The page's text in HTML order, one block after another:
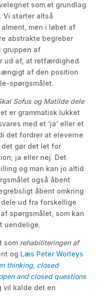
som et grundlag
starter altså
men i løbet af
abstrakte begreber
gruppen af
ud af, at retfærdighed
af den position
spørgsmålet.
Sofus og Matilde dele
er grammatisk lukket
med et ‘ja’ eller et
det fordrer at eleverne
gør det let for
ja eller nej. Det
og man kan jo altid
også åbent
åbent omkring
ud fra forskellige
spørgsmålet, som kan
uendelige.
som rehabiliteringen af
og Læs Peter Worleys
thinking, closed
and closed questions
vil kalde det en